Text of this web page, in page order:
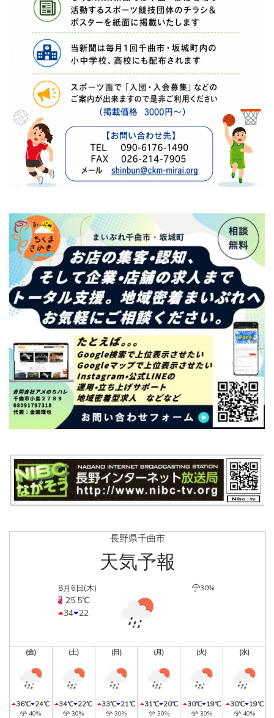
長野県千曲市
天気予報
8月6日(木)
25.5℃
34 22
30%
(金)
36℃ 24℃
40%
(土)
34℃ 22℃
30%
(日)
33℃ 21℃
30%
(月)
31℃ 20℃
30%
(火)
30℃ 19℃
30%
(水)
30℃ 19℃
40%